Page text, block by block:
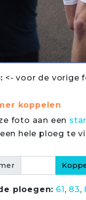
<- voor de vorige
koppelen
foto aan een
hele ploeg te
ploegen: 61, 83,